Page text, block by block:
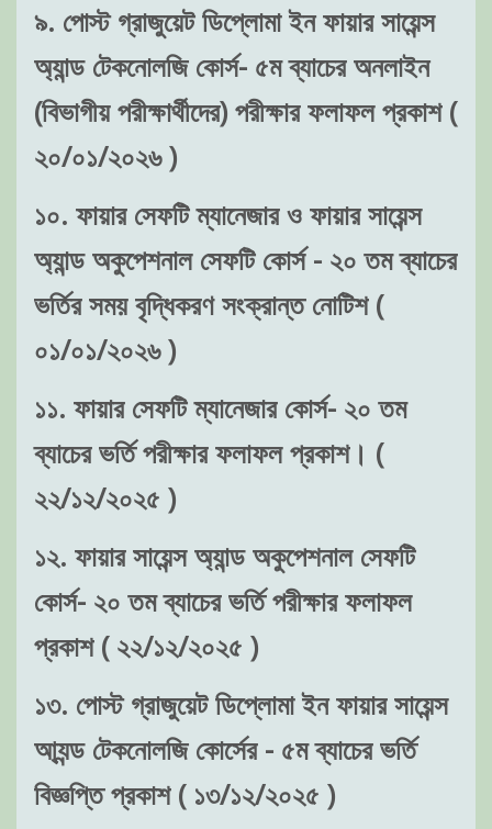
৯. পোস্ট গ্রাজুয়েট ডিপ্লোমা ইন ফায়ার সায়েন্স
অ্যান্ড টেকনোলজি কোর্স- ৫ম ব্যাচের অনলাইন
(বিভাগীয় পরীক্ষার্থীদের) পরীক্ষার ফলাফল প্রকাশ (
২০/০১/২০২৬ )
১০. ফায়ার সেফটি ম্যানেজার ও ফায়ার সায়েন্স
অ্যান্ড অকুপেশনাল সেফটি কোর্স - ২০ তম ব্যাচের
ভর্তির সময় বৃদ্ধিকরণ সংক্রান্ত নোটিশ (
০১/০১/২০২৬ )
১১. ফায়ার সেফটি ম্যানেজার কোর্স- ২০ তম
ব্যাচের ভর্তি পরীক্ষার ফলাফল প্রকাশ। (
২২/১২/২০২৫ )
১২. ফায়ার সায়েন্স অ্যান্ড অকুপেশনাল সেফটি
কোর্স- ২০ তম ব্যাচের ভর্তি পরীক্ষার ফলাফল
প্রকাশ ( ২২/১২/২০২৫ )
১৩. পোস্ট গ্রাজুয়েট ডিপ্লোমা ইন ফায়ার সায়েন্স
আ্যন্ড টেকনোলজি কোর্সের - ৫ম ব্যাচের ভর্তি
বিজ্ঞপ্তি প্রকাশ ( ১৩/১২/২০২৫ )